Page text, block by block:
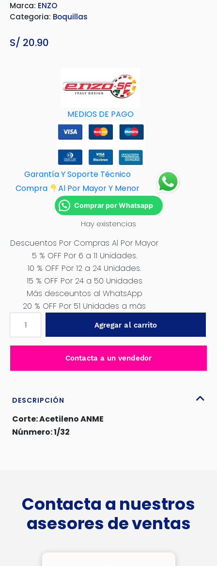
Marca: ENZO
Categoria: Boquillas
S/ 20.90
MEDIOS DE PAGO
Garantía Y Soporte Técnico
Compra
Al Por Mayor Y Menor
Comprar por Whatsapp
Hay existencias
Descuentos Por Compras Al Por Mayor
5 % OFF Por 6 a 11 Unidades.
10 % OFF Por 12 a 24 Unidades.
15 % OFF Por 24 a 50 Unidades
Más desceuntos al WhatsApp
20 % OFF Por 51 Unidades a más
CORTE
ZAC-
30
Agregar al carrito
Contacta a un vendedor
DESCRIPCIÓN
Corte: Acetileno ANME
Núnmero: 1/32
Contacta a nuestros
asesores de ventas